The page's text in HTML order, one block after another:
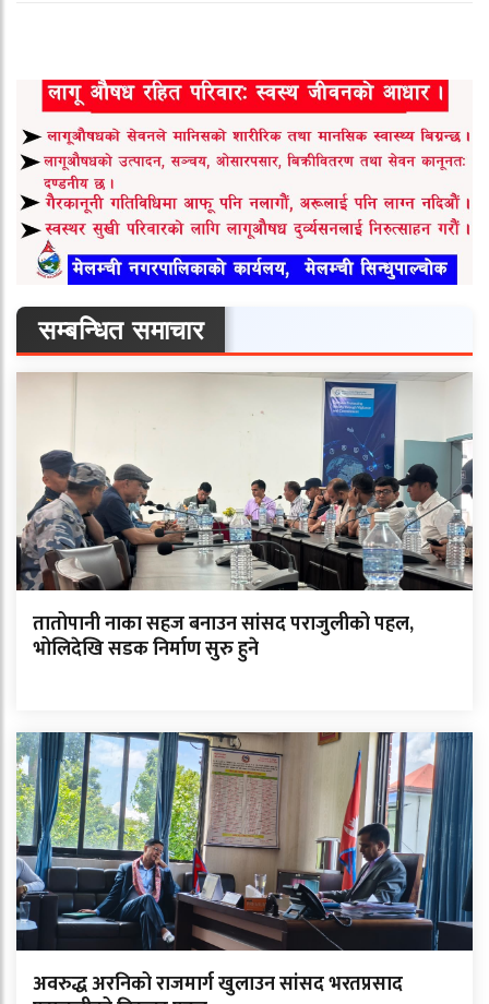
सम्बन्धित समाचार
तातोपानी नाका सहज बनाउन सांसद पराजुलीको पहल,
भोलिदेखि सडक निर्माण सुरु हुने
अवरुद्ध अरनिको राजमार्ग खुलाउन सांसद भरतप्रसाद